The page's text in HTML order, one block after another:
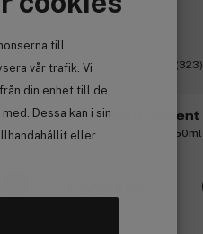
till
vår trafik. Vi
din enhet till de
Dessa kan i sin
eller
(323)
Yves Saint Laurent
Libre Eau De Parfum 50ml